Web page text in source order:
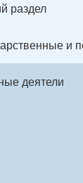
раздел
и
деятели